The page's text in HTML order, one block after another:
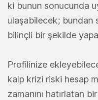
ki bunun sonucunda
ulaşabilecek; bundan
bilinçli bir şekilde
Profilinize
kalp krizi riski hesap
zamanını hatırlatan